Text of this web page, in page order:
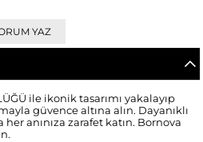
YAZ
ile ikonik tasarımı yakalayıp
güvence altına alın. Dayanıklı
her anınıza zarafet katın. Bornova